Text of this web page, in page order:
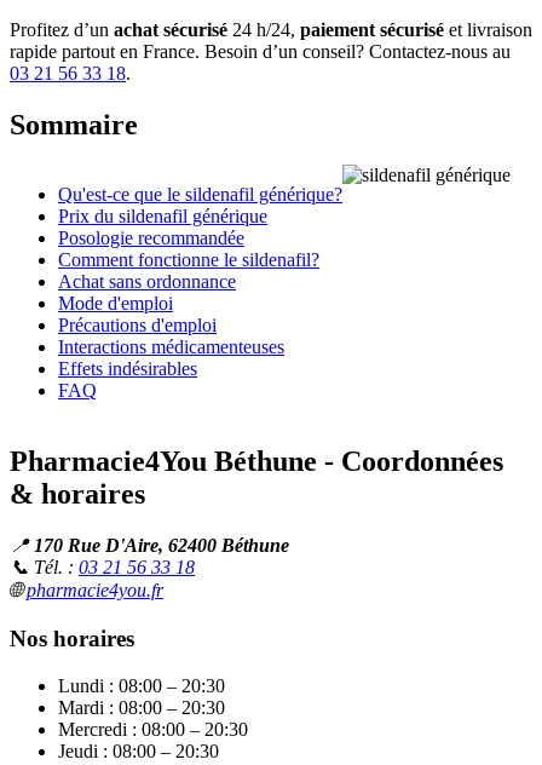
Profitez d’un achat sécurisé 24 h/24, paiement sécurisé et livraison
rapide partout en France. Besoin d’un conseil? Contactez-nous au
03 21 56 33 18.
Sommaire
Qu'est-ce que le sildenafil générique?
Prix du sildenafil générique
Posologie recommandée
Comment fonctionne le sildenafil?
Achat sans ordonnance
Mode d'emploi
Précautions d'emploi
Interactions médicamenteuses
Effets indésirables
FAQ
Pharmacie4You Béthune - Coordonnées
& horaires
📍 170 Rue D'Aire, 62400 Béthune
📞 Tél. : 03 21 56 33 18
🌐pharmacie4you.fr
Nos horaires
Lundi : 08:00 – 20:30
Mardi : 08:00 – 20:30
Mercredi : 08:00 – 20:30
Jeudi : 08:00 – 20:30